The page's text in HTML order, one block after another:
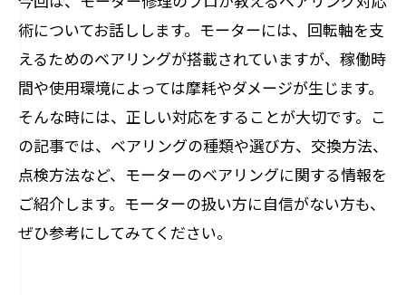
術についてお話しします。モーターには、回転軸を支
えるためのベアリングが搭載されていますが、稼働時
間や使用環境によっては摩耗やダメージが生じます。
そんな時には、正しい対応をすることが大切です。こ
の記事では、ベアリングの種類や選び方、交換方法、
点検方法など、モーターのベアリングに関する情報を
ご紹介します。モーターの扱い方に自信がない方も、
ぜひ参考にしてみてください。